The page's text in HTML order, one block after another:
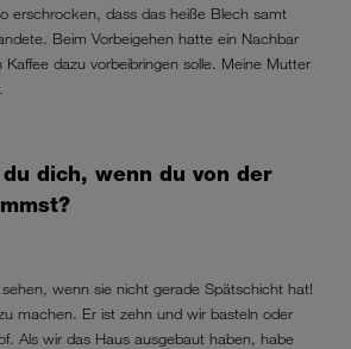
erschrocken, dass das heiße Blech samt
Beim Vorbeigehen hatte ein Nachbar
dazu vorbeibringen solle. Meine Mutter
dich, wenn du von der
wenn sie nicht gerade Spätschicht hat!
machen. Er ist zehn und wir basteln oder
Als wir das Haus ausgebaut haben, habe